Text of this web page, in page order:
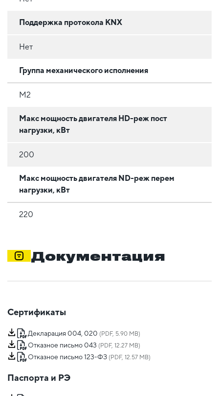
Поддержка протокола KNX
Нет
Группа механического исполнения
М2
Макс мощность двигателя HD-реж пост
нагрузки, кВт
200
Макс мощность двигателя ND-реж перем
нагрузки, кВт
220
Документация
Сертификаты
Декларация 004, 020 (PDF, 5.90 MB)
Отказное письмо 043 (PDF, 12.27 MB)
Отказное письмо 123-ФЗ (PDF, 12.57 MB)
Паспорта и РЭ